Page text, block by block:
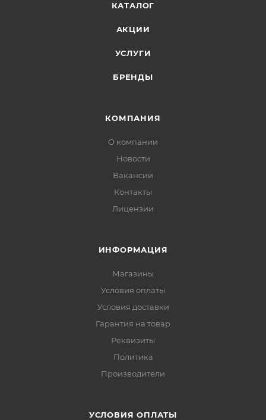
КАТАЛОГ
АКЦИИ
УСЛУГИ
БРЕНДЫ
КОМПАНИЯ
О компании
Новости
Вакансии
Контакты
Лицензии
ИНФОРМАЦИЯ
Магазины
Условия оплаты
Условия доставки
Гарантия на товар
Реквизиты
Политика
Производители
УСЛОВИЯ ОПЛАТЫ